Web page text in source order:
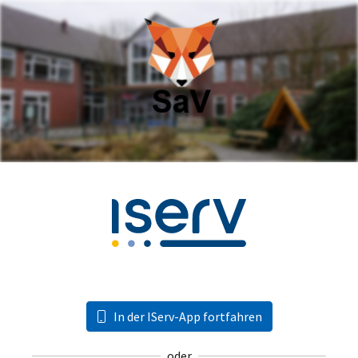
In der IServ-App fortfahren